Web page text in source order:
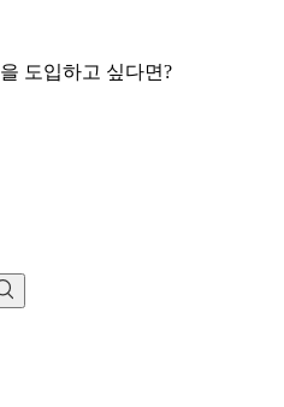
을 도입하고 싶다면?